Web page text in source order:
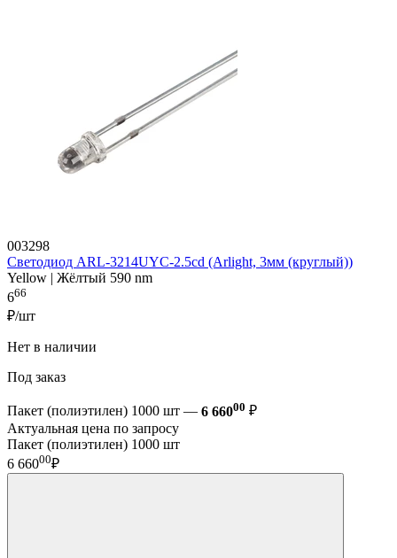
003298
Светодиод ARL-3214UYC-2.5cd (Arlight, 3мм (круглый))
Yellow | Жёлтый 590 nm
666
₽/шт
Нет в наличии
Под заказ
Пакет (полиэтилен) 1000 шт — 6 66000 ₽
Актуальная цена по запросу
Пакет (полиэтилен) 1000 шт
6 66000₽